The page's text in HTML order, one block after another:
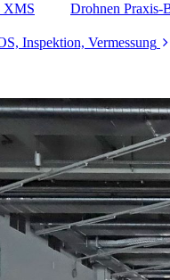
XMS Drohnen
Inspektion, Vermessung